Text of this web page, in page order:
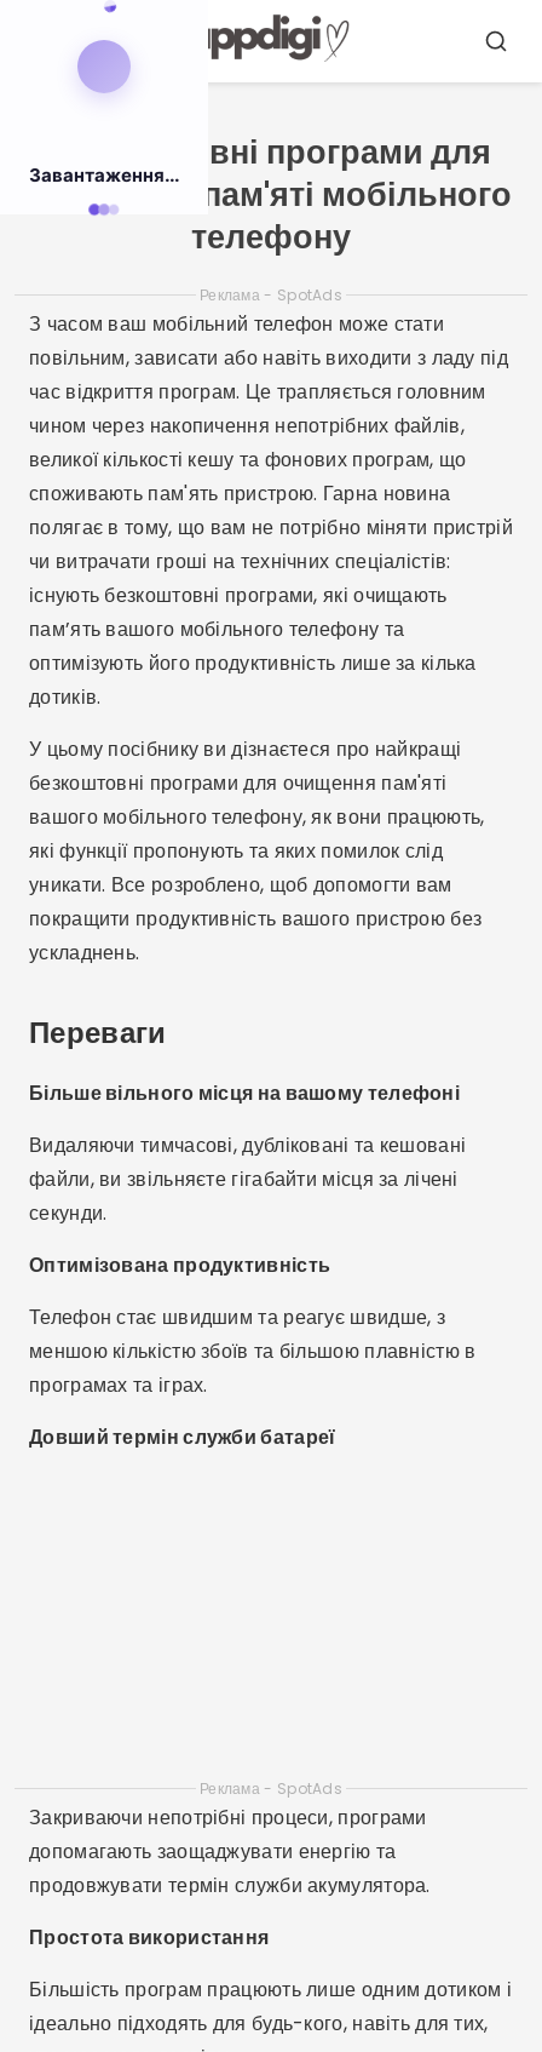
Завантаження...
Повернутися
Пошук
Безкоштовні програми для
очищення пам'яті мобільного
телефону
Реклама - SpotAds
З часом ваш мобільний телефон може стати
повільним, зависати або навіть виходити з ладу під
час відкриття програм. Це трапляється головним
чином через накопичення непотрібних файлів,
великої кількості кешу та фонових програм, що
споживають пам'ять пристрою. Гарна новина
полягає в тому, що вам не потрібно міняти пристрій
чи витрачати гроші на технічних спеціалістів:
існують безкоштовні програми, які очищають
пам’ять вашого мобільного телефону та
оптимізують його продуктивність лише за кілька
дотиків.
У цьому посібнику ви дізнаєтеся про найкращі
безкоштовні програми для очищення пам'яті
вашого мобільного телефону, як вони працюють,
які функції пропонують та яких помилок слід
уникати. Все розроблено, щоб допомогти вам
покращити продуктивність вашого пристрою без
ускладнень.
Переваги
Більше вільного місця на вашому телефоні
Видаляючи тимчасові, дубліковані та кешовані
файли, ви звільняєте гігабайти місця за лічені
секунди.
Оптимізована продуктивність
Телефон стає швидшим та реагує швидше, з
меншою кількістю збоїв та більшою плавністю в
програмах та іграх.
Довший термін служби батареї
Найкращі програми для
очищення пам'яті мобільного
телефону
1. CCleaner
Доступно: Android / Windows / Mac